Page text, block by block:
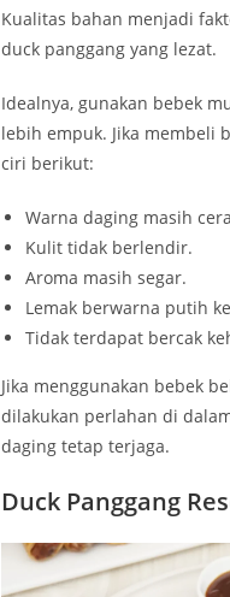
Kualitas bahan menjadi
duck panggang yang lezat.
Idealnya, gunakan bebek
lebih empuk. Jika membeli
ciri berikut:
Warna daging masih
Kulit tidak berlendir.
Aroma masih segar.
Lemak berwarna putih
Tidak terdapat bercak
Jika menggunakan bebek
dilakukan perlahan di
daging tetap terjaga.
Duck Panggang